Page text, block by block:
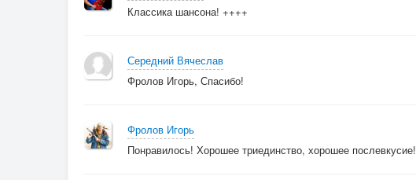
Классика шансона! ++++
Середний Вячеслав
Фролов Игорь, Спасибо!
Фролов Игорь
Понравилось! Хорошее триединство, хорошее послевкусие!